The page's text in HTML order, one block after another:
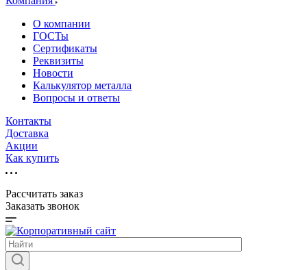
О компании
ГОСТы
Сертификаты
Реквизиты
Новости
Калькулятор металла
Вопросы и ответы
Контакты
Доставка
Акции
Как купить
Рассчитать заказ
Заказать звонок